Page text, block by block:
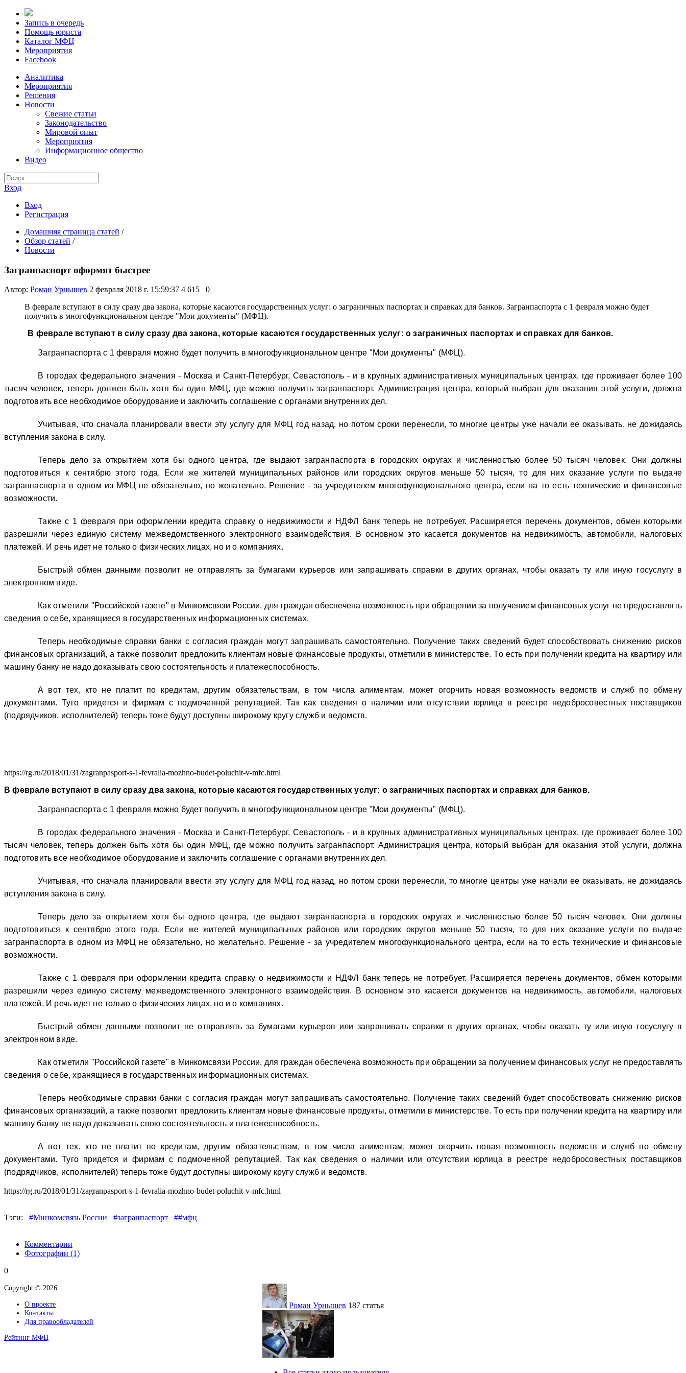
Запись в очередь
Помощь юриста
Каталог МФЦ
Мероприятия
Facebook
Аналитика
Мероприятия
Решения
Новости
Свежие статьи
Законодательство
Мировой опыт
Мероприятия
Информационное общество
Видео
Вход
Вход
Регистрация
Домашняя страница статей /
Обзор статей /
Новости
Загранпаспорт оформят быстрее
Автор: Роман Урнышев 2 февраля 2018 г. 15:59:37 4 615 0
В феврале вступают в силу сразу два закона, которые касаются государственных услуг: о заграничных паспортах и справках для банков. Загранпаспорта с 1 февраля можно будет
получить в многофункциональном центре "Мои документы" (МФЦ).
В феврале вступают в силу сразу два закона, которые касаются государственных услуг: о заграничных паспортах и справках для банков.
Загранпаспорта с 1 февраля можно будет получить в многофункциональном центре "Мои документы" (МФЦ).
В городах федерального значения - Москва и Санкт-Петербург, Севастополь - и в крупных административных муниципальных центрах, где проживает более 100
тысяч человек, теперь должен быть хотя бы один МФЦ, где можно получить загранпаспорт. Администрация центра, который выбран для оказания этой услуги, должна
подготовить все необходимое оборудование и заключить соглашение с органами внутренних дел.
Учитывая, что сначала планировали ввести эту услугу для МФЦ год назад, но потом сроки перенесли, то многие центры уже начали ее оказывать, не дожидаясь
вступления закона в силу.
Теперь дело за открытием хотя бы одного центра, где выдают загранпаспорта в городских округах и численностью более 50 тысяч человек. Они должны
подготовиться к сентябрю этого года. Если же жителей муниципальных районов или городских округов меньше 50 тысяч, то для них оказание услуги по выдаче
загранпаспорта в одном из МФЦ не обязательно, но желательно. Решение - за учредителем многофункционального центра, если на то есть технические и финансовые
возможности.
Также с 1 февраля при оформлении кредита справку о недвижимости и НДФЛ банк теперь не потребует. Расширяется перечень документов, обмен которыми
разрешили через единую систему межведомственного электронного взаимодействия. В основном это касается документов на недвижимость, автомобили, налоговых
платежей. И речь идет не только о физических лицах, но и о компаниях.
Быстрый обмен данными позволит не отправлять за бумагами курьеров или запрашивать справки в других органах, чтобы оказать ту или иную госуслугу в
электронном виде.
Как отметили "Российской газете" в Минкомсвязи России, для граждан обеспечена возможность при обращении за получением финансовых услуг не предоставлять
сведения о себе, хранящиеся в государственных информационных системах.
Теперь необходимые справки банки с согласия граждан могут запрашивать самостоятельно. Получение таких сведений будет способствовать снижению рисков
финансовых организаций, а также позволит предложить клиентам новые финансовые продукты, отметили в министерстве. То есть при получении кредита на квартиру или
машину банку не надо доказывать свою состоятельность и платежеспособность.
А вот тех, кто не платит по кредитам, другим обязательствам, в том числа алиментам, может огорчить новая возможность ведомств и служб по обмену
документами. Туго придется и фирмам с подмоченной репутацией. Так как сведения о наличии или отсутствии юрлица в реестре недобросовестных поставщиков
(подрядчиков, исполнителей) теперь тоже будут доступны широкому кругу служб и ведомств.
https://rg.ru/2018/01/31/zagranpasport-s-1-fevralia-mozhno-budet-poluchit-v-mfc.html
В феврале вступают в силу сразу два закона, которые касаются государственных услуг: о заграничных паспортах и справках для банков.
Загранпаспорта с 1 февраля можно будет получить в многофункциональном центре "Мои документы" (МФЦ).
В городах федерального значения - Москва и Санкт-Петербург, Севастополь - и в крупных административных муниципальных центрах, где проживает более 100
тысяч человек, теперь должен быть хотя бы один МФЦ, где можно получить загранпаспорт. Администрация центра, который выбран для оказания этой услуги, должна
подготовить все необходимое оборудование и заключить соглашение с органами внутренних дел.
Учитывая, что сначала планировали ввести эту услугу для МФЦ год назад, но потом сроки перенесли, то многие центры уже начали ее оказывать, не дожидаясь
вступления закона в силу.
Теперь дело за открытием хотя бы одного центра, где выдают загранпаспорта в городских округах и численностью более 50 тысяч человек. Они должны
подготовиться к сентябрю этого года. Если же жителей муниципальных районов или городских округов меньше 50 тысяч, то для них оказание услуги по выдаче
загранпаспорта в одном из МФЦ не обязательно, но желательно. Решение - за учредителем многофункционального центра, если на то есть технические и финансовые
возможности.
Также с 1 февраля при оформлении кредита справку о недвижимости и НДФЛ банк теперь не потребует. Расширяется перечень документов, обмен которыми
разрешили через единую систему межведомственного электронного взаимодействия. В основном это касается документов на недвижимость, автомобили, налоговых
платежей. И речь идет не только о физических лицах, но и о компаниях.
Быстрый обмен данными позволит не отправлять за бумагами курьеров или запрашивать справки в других органах, чтобы оказать ту или иную госуслугу в
электронном виде.
Как отметили "Российской газете" в Минкомсвязи России, для граждан обеспечена возможность при обращении за получением финансовых услуг не предоставлять
сведения о себе, хранящиеся в государственных информационных системах.
Теперь необходимые справки банки с согласия граждан могут запрашивать самостоятельно. Получение таких сведений будет способствовать снижению рисков
финансовых организаций, а также позволит предложить клиентам новые финансовые продукты, отметили в министерстве. То есть при получении кредита на квартиру или
машину банку не надо доказывать свою состоятельность и платежеспособность.
А вот тех, кто не платит по кредитам, другим обязательствам, в том числа алиментам, может огорчить новая возможность ведомств и служб по обмену
документами. Туго придется и фирмам с подмоченной репутацией. Так как сведения о наличии или отсутствии юрлица в реестре недобросовестных поставщиков
(подрядчиков, исполнителей) теперь тоже будут доступны широкому кругу служб и ведомств.
https://rg.ru/2018/01/31/zagranpasport-s-1-fevralia-mozhno-budet-poluchit-v-mfc.html
Тэги: #Минкомсвязь России #загранпаспорт ##мфц
Комментарии
Фотографии (1)
0
Роман Урнышев 187 статья
Copyright © 2026
О проекте
Контакты
Для правообладателей
Рейтинг МФЦ